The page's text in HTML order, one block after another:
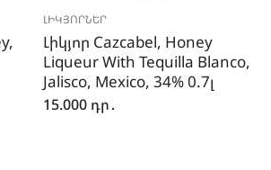
ԼԻԿՅՈՐՆԵՐ
Լիկյոր Cazcabel, Honey
Liqueur With Tequilla Blanco,
Jalisco, Mexico, 34% 0.7լ
15.000 դր․